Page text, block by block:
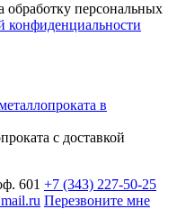
обработку персональных
конфиденциальности
с доставкой
601 +7 (343) 227-50-25
Перезвоните мне